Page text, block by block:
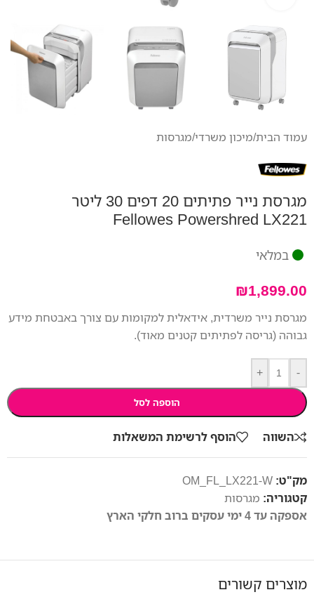
עמוד הבית/מיכון משרדי/מגרסות
מגרסת נייר פתיתים 20 דפים 30 ליטר
Fellowes Powershred LX221
במלאי
₪1,899.00
מגרסת נייר משרדית, אידאלית למקומות עם צורך באבטחת מידע
גבוהה (גריסה לפתיתים קטנים מאוד).
-
+
הוספה לסל
השווה הוסף לרשימת המשאלות
מק"ט: OM_FL_LX221-W
קטגוריה: מגרסות
אספקה עד 4 ימי עסקים ברוב חלקי הארץ
מוצרים קשורים